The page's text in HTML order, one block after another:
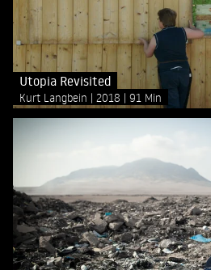
Utopia Revisited
Kurt Langbein 2018 91 Min